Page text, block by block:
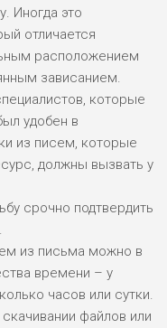
Иногда это
отличается
расположением
зависанием.
которые
удобен в
из писем, которые
должны вызвать у
срочно подтвердить
из письма можно в
времени – у
часов или сутки.
файлов или